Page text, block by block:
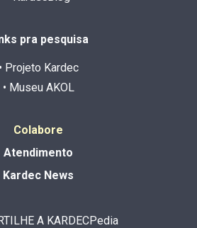
pra pesquisa
• Projeto Kardec
• Museu AKOL
Colabore
Atendimento
Kardec News
A KARDECPedia